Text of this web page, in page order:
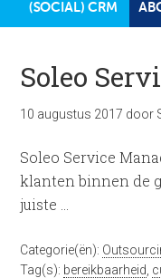
(SOCIAL) CRM
Soleo
10 augustus 2017 door
Soleo Service
klanten binnen de
juiste …
Categorie(ën):
Tag(s): bereikbaarheid